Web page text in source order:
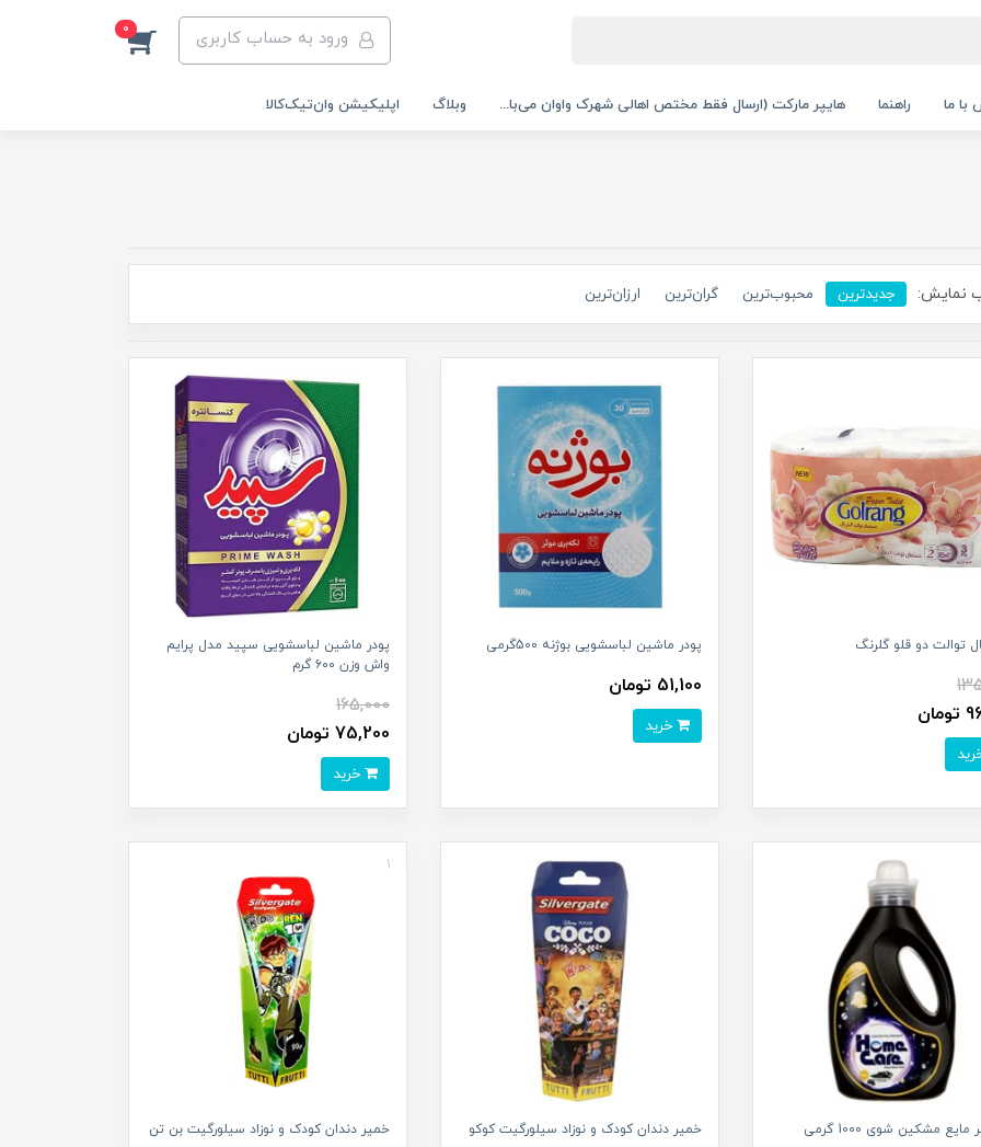
ورود به حساب کاربری 0
با ما راهنما هایپر مارکت (ارسال فقط مختص اهالی شهرک واوان می‌با... وبلاگ اپلیکیشن وان‌تیک‌کالا‌
نمایش: جدیدترین محبوب‌ترین گران‌ترین ارزان‌ترین
توالت دو قلو گلرنگ پودر ماشین لباسشویی بوژنه 500گرمی
51,100 تومان
خرید
پودر ماشین لباسشویی سپید مدل پرایم
واش وزن ۶۰۰ گرم
165,000
75,200 تومان
خرید
مشکین شوی 1000 گرمی خمیر دندان کودک و نوزاد سیلورگیت کوکو خمیر دندان کودک و نوزاد سیلورگیت بن تن